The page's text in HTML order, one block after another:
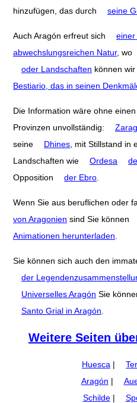
hinzufügen, das durch
seine
Auch Aragón erfreut sich
einer
abwechslungsreichen Natur, wo
oder Landschaften können wir
Bestiario, das in seinen
Die Information wäre ohne
Provinzen unvollständig:
seine
Dhines, mit Stillstand in
Landschaften wie
Ordesa
Opposition
der Ebro.
Wenn Sie aus beruflichen oder
von Aragonien sind Sie können
Animationen herunterladen.
Sie können sich auch den
der
Universelles Aragón Sie
Santo Grial in Aragón.
Weitere Seiten
Huesca |
Aragón |
Schilde|